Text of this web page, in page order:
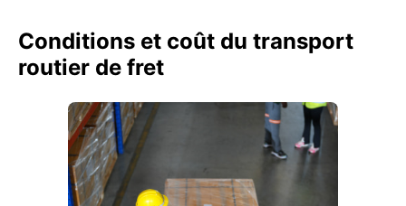
Conditions et coût du transport
routier de fret